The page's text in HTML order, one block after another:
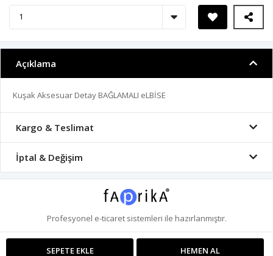
SEPETE EKLE HEMEN AL
Açıklama
Kuşak Aksesuar Detay BAĞLAMALI eLBİSE
Kargo & Teslimat
İptal & Değişim
Profesyonel e-ticaretsistemleri ile hazırlanmıştır.